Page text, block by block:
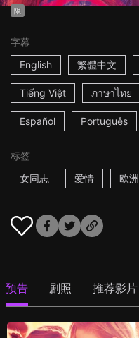
限
字幕
English
繁體中文
Tiếng Việt ภาษาไทย
Español Português
标签
女同志
爱情 欧洲
预告 剧照 推荐影片